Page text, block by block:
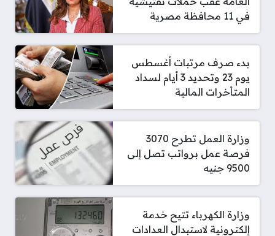
في 11 محافظة مصرية
بدء صرف مرتبات أغسطس
يوم 23 وتحديد 3 أيام لسداد
المتأخرات المالية
وزارة العمل تطرح 3070
فرصة عمل برواتب تصل إلى
9500 جنيه
وزارة الكهرباء تتيح خدمة
إلكترونية لاستبدال العدادات